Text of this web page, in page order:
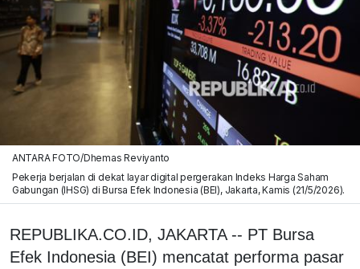
ANTARA FOTO/Dhemas Reviyanto
Pekerja berjalan di dekat layar digital pergerakan Indeks Harga Saham
Gabungan (IHSG) di Bursa Efek Indonesia (BEI), Jakarta, Kamis (21/5/2026).
REPUBLIKA.CO.ID, JAKARTA -- PT Bursa
Efek Indonesia (BEI) mencatat performa pasar